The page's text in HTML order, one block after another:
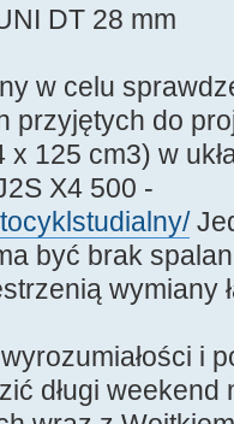
DT 28 mm
w celu
przyjętych do
125 cm3) w
X4 500 -
być brak
wymiany
i
długi